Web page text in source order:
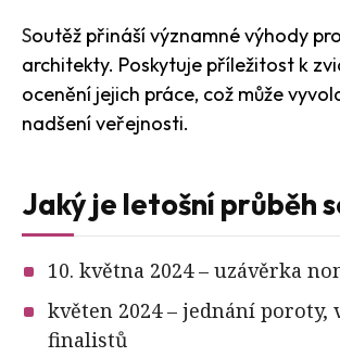
Soutěž přináší významné výhody
architekty. Poskytuje příležitost k
ocenění jejich práce, což může
nadšení veřejnosti.
Jaký je letošní průběh
10. května 2024 – uzávěrka
květen 2024 – jednání poroty,
finalistů